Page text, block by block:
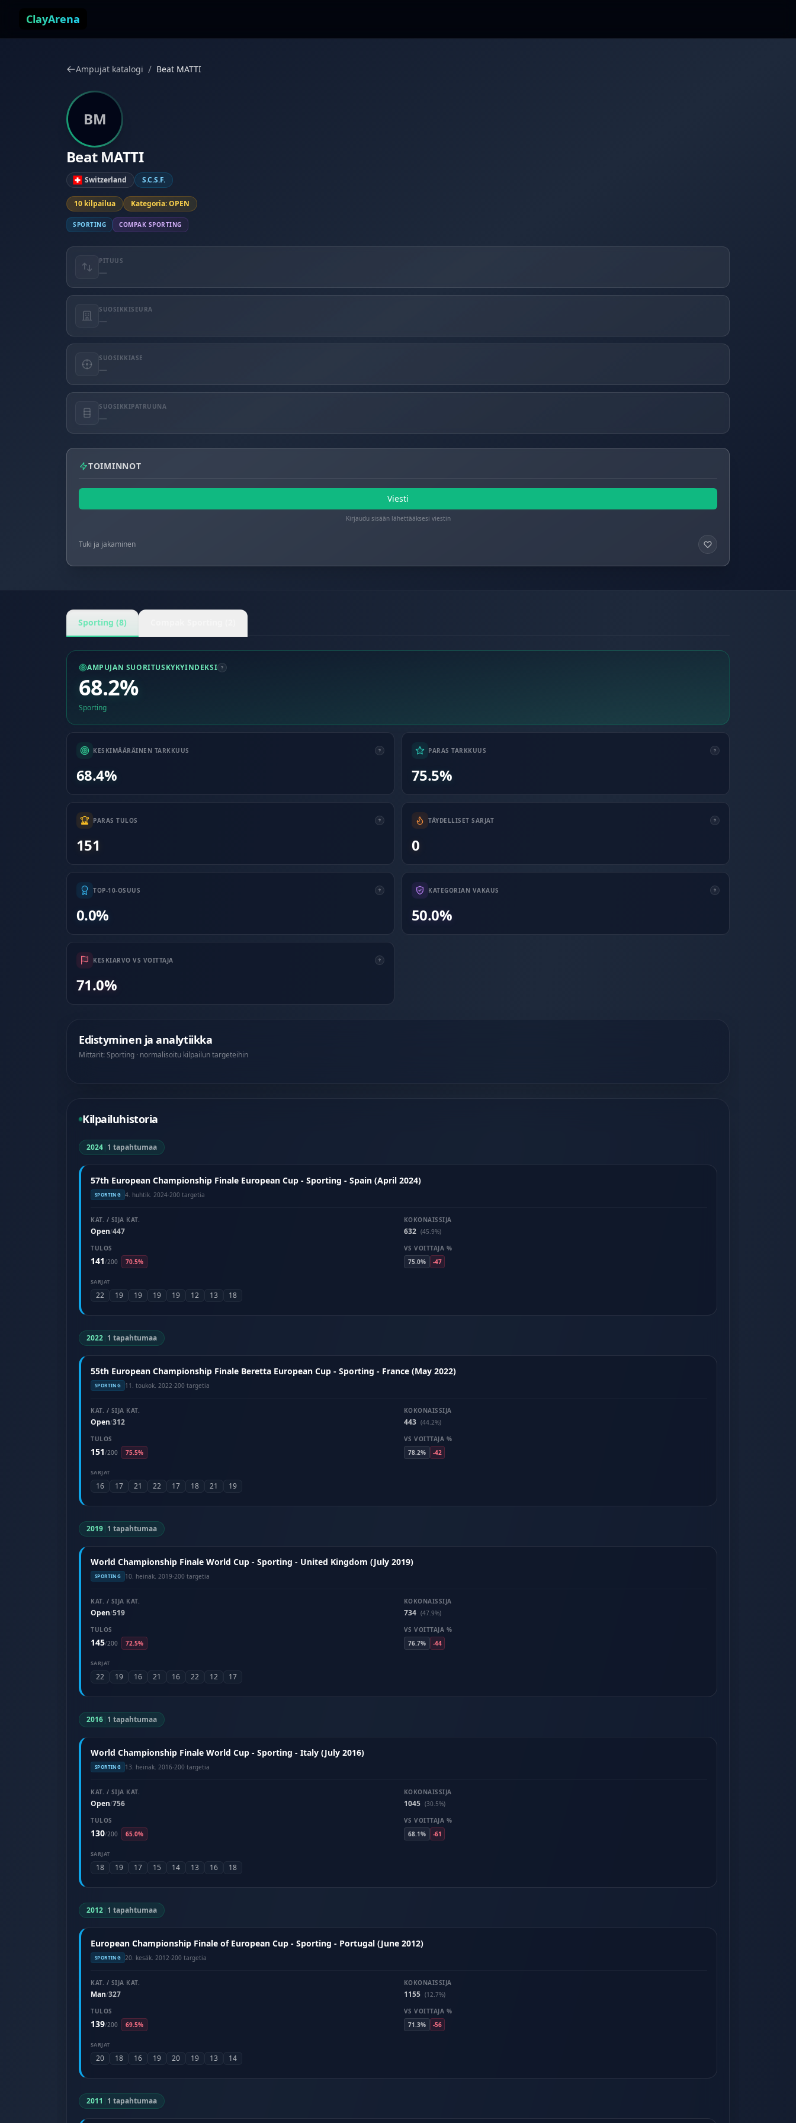
ClayArena
Ampujat katalogi / Beat MATTI
BM
Beat MATTI
Switzerland S.C.S.F.
10 kilpailua Kategoria: OPEN
SPORTING COMPAK SPORTING
PITUUS
—
SUOSIKKISEURA
—
SUOSIKKIASE
—
SUOSIKKIPATRUUNA
—
TOIMINNOT
Viesti
Kirjaudu sisään lähettääksesi viestin
Tuki ja jakaminen
Sporting (8)
AMPUJAN SUORITUSKYKYINDEKSI
68.2%
Sporting
KESKIMÄÄRÄINEN TARKKUUS
68.4%
PARAS TARKKUUS
75.5%
PARAS TULOS
151
TÄYDELLISET SARJAT
0
TOP-10-OSUUS
0.0%
KATEGORIAN VAKAUS
50.0%
KESKIARVO VS VOITTAJA
71.0%
Edistyminen ja analytiikka
Mittarit: Sporting · normalisoitu kilpailun targeteihin
Kilpailuhistoria
2024| 1 tapahtumaa
57th European Championship Finale European Cup - Sporting - Spain (April 2024)
SPORTING 4. huhtik. 2024·200 targetia
KAT. / SIJA KAT.
Open/447
KOKONAISSIJA
632 (45.9%)
TULOS
141/200 70.5%
VS VOITTAJA %
75.0%
-47
SARJAT
22 19 19 19 19 12 13 18
2022| 1 tapahtumaa
55th European Championship Finale Beretta European Cup - Sporting - France (May 2022)
SPORTING 11. toukok. 2022·200 targetia
KAT. / SIJA KAT.
Open/312
KOKONAISSIJA
443 (44.2%)
TULOS
151/200 75.5%
VS VOITTAJA %
78.2%
-42
SARJAT
16 17 21 22 17 18 21 19
2019| 1 tapahtumaa
World Championship Finale World Cup - Sporting - United Kingdom (July 2019)
SPORTING 10. heinäk. 2019·200 targetia
KAT. / SIJA KAT.
Open/519
KOKONAISSIJA
734 (47.9%)
TULOS
145/200 72.5%
VS VOITTAJA %
76.7%
-44
SARJAT
22 19 16 21 16 22 12 17
2016| 1 tapahtumaa
World Championship Finale World Cup - Sporting - Italy (July 2016)
SPORTING 13. heinäk. 2016·200 targetia
KAT. / SIJA KAT.
Open/756
KOKONAISSIJA
1045 (30.5%)
TULOS
130/200 65.0%
VS VOITTAJA %
68.1%
-61
SARJAT
18 19 17 15 14 13 16 18
2012| 1 tapahtumaa
European Championship Finale of European Cup - Sporting - Portugal (June 2012)
SPORTING 20. kesäk. 2012·200 targetia
KAT. / SIJA KAT.
Man/327
KOKONAISSIJA
1155 (12.7%)
TULOS
139/200 69.5%
VS VOITTAJA %
71.3%
-56
SARJAT
20 18 16 19 20 19 13 14
2011 | 1 tapahtumaa